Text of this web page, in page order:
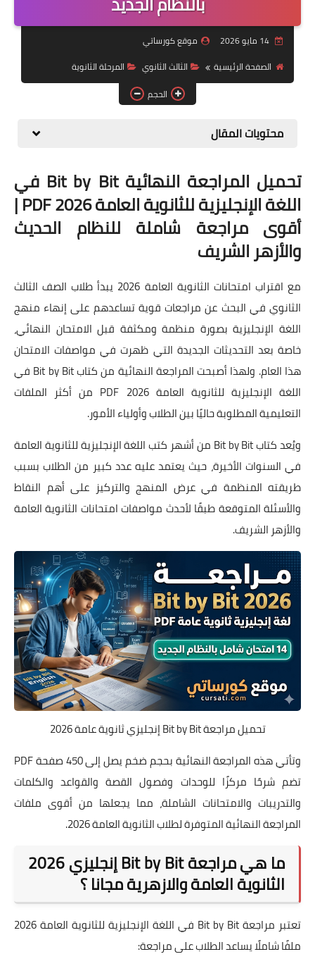
موضوعات
تكنولوجيا
صحة
14 مايو 2026
موقع كورساتي
الصفحة الرئيسية
الثالث الثانوي
المرحلة الثانوية
الحجم
محتويات المقال
تحميل المراجعة النهائية Bit by Bit في
اللغة الإنجليزية للثانوية العامة 2026 PDF |
أقوى مراجعة شاملة للنظام الحديث
والأزهر الشريف
مع اقتراب امتحانات الثانوية العامة 2026 يبدأ طلاب الصف الثالث
الثانوي في البحث عن مراجعات قوية تساعدهم على إنهاء منهج
اللغة الإنجليزية بصورة منظمة ومكثفة قبل الامتحان النهائي،
خاصة بعد التحديثات الجديدة التي ظهرت في مواصفات الامتحان
هذا العام. ولهذا أصبحت المراجعة النهائية من كتاب Bit by Bit في
اللغة الإنجليزية للثانوية العامة 2026 PDF من أكثر الملفات
التعليمية المطلوبة حاليًا بين الطلاب وأولياء الأمور.
ويُعد كتاب Bit by Bit من أشهر كتب اللغة الإنجليزية للثانوية العامة
في السنوات الأخيرة، حيث يعتمد عليه عدد كبير من الطلاب بسبب
طريقته المنظمة في عرض المنهج والتركيز على أهم النقاط
والأسئلة المتوقعة طبقًا لأحدث مواصفات امتحانات الثانوية العامة
والأزهر الشريف.
تحميل مراجعة Bit by Bit إنجليزي ثانوية عامة 2026
وتأتي هذه المراجعة النهائية بحجم ضخم يصل إلى 450 صفحة PDF
تضم شرحًا مركزًا للوحدات وفصول القصة والقواعد والكلمات
والتدريبات والامتحانات الشاملة، مما يجعلها من أقوى ملفات
المراجعة النهائية المتوفرة لطلاب الثانوية العامة 2026.
ما هي مراجعة Bit by Bit إنجليزي 2026
الثانوية العامة والازهرية مجانا ؟
تعتبر مراجعة Bit by Bit في اللغة الإنجليزية للثانوية العامة 2026
ملفًا شاملًا يساعد الطلاب على مراجعة: